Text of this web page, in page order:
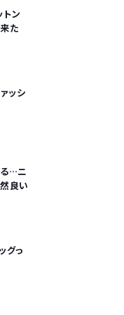
ン
た
ッシ
る…ニ
良い
グっ